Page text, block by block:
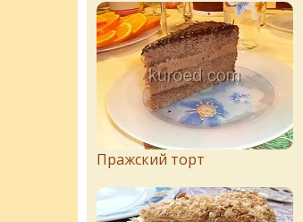
Пражский торт